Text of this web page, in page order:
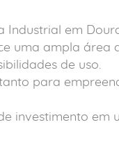
Industrial em
uma ampla área
de uso.
para
investimento em